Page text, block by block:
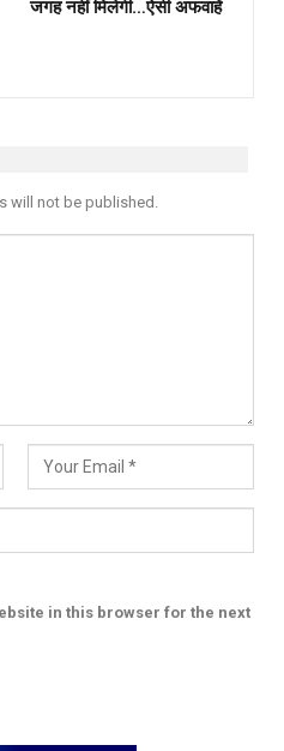
जगह नहीं मिलेगी…ऐसी अफवाहें
will not be published.
in this browser for the next